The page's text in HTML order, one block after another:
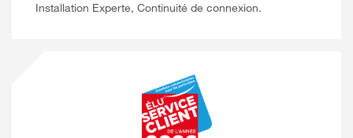
Installation Experte, Continuité de connexion.